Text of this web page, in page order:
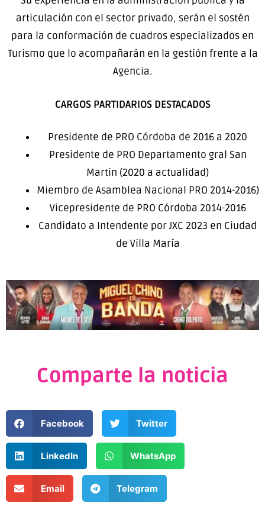
articulación con el sector privado, serán el sostén
para la conformación de cuadros especializados en
Turismo que lo acompañarán en la gestión frente a la
Agencia.
CARGOS PARTIDARIOS DESTACADOS
Presidente de PRO Córdoba de 2016 a 2020
Presidente de PRO Departamento gral San
Martin (2020 a actualidad)
Miembro de Asamblea Nacional PRO 2014-2016)
Vicepresidente de PRO Córdoba 2014-2016
Candidato a Intendente por JXC 2023 en Ciudad
de Villa María
Comparte la noticia
Facebook Twitter
LinkedIn WhatsApp
Email Telegram